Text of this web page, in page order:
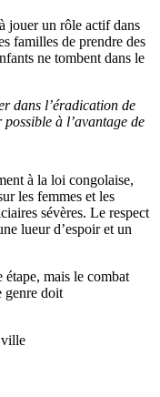
jouer un rôle actif dans
familles de prendre des
ne tombent dans le
dans l’éradication de
à l’avantage de
à la loi congolaise,
les femmes et les
sévères. Le respect
lueur d’espoir et un
étape, mais le combat
genre doit